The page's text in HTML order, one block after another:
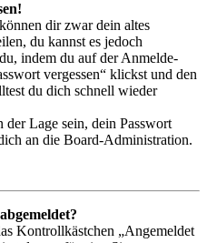
dir zwar dein altes
du kannst es jedoch
indem du auf der Anmelde-
vergessen“ klickst und den
du dich schnell wieder
Lage sein, dein Passwort
an die Board-Administration.
Kontrollkästchen „Angemeldet